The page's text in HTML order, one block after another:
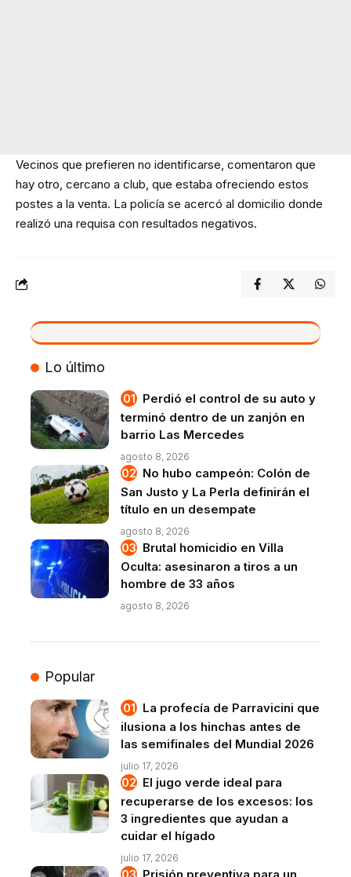
Vecinos que prefieren no identificarse, comentaron que
hay otro, cercano a club, que estaba ofreciendo estos
postes a la venta. La policía se acercó al domicilio donde
realizó una requisa con resultados negativos.
VIVO
Lo último
Perdió el control de su auto y
terminó dentro de un zanjón en
barrio Las Mercedes
agosto 8, 2026
No hubo campeón: Colón de
San Justo y La Perla definirán el
título en un desempate
agosto 8, 2026
Brutal homicidio en Villa
Oculta: asesinaron a tiros a un
hombre de 33 años
agosto 8, 2026
Popular
La profecía de Parravicini que
ilusiona a los hinchas antes de
las semifinales del Mundial 2026
julio 17, 2026
El jugo verde ideal para
recuperarse de los excesos: los
3 ingredientes que ayudan a
cuidar el hígado
julio 17, 2026
Prisión preventiva para un